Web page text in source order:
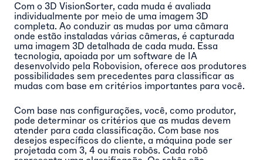
Com o 3D VisionSorter, cada muda é avaliada
individualmente por meio de uma imagem 3D
completa. Ao conduzir as mudas por uma câmara
onde estão instaladas várias câmeras, é capturada
uma imagem 3D detalhada de cada muda. Essa
tecnologia, apoiada por um software de IA
desenvolvido pela Robovision, oferece aos produtores
possibilidades sem precedentes para classificar as
mudas com base em critérios importantes para você.
Com base nas configurações, você, como produtor,
pode determinar os critérios que as mudas devem
atender para cada classificação. Com base nos
desejos específicos do cliente, a máquina pode ser
projetada com 3, 4 ou mais robôs. Cada robô